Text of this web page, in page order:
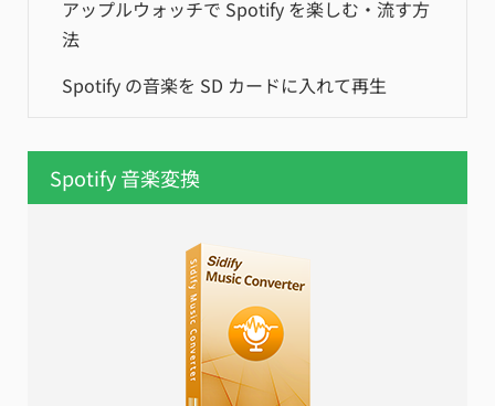
アップルウォッチで Spotify を楽しむ・流す方
法
Spotify の音楽を SD カードに入れて再生
Spotify 音楽変換